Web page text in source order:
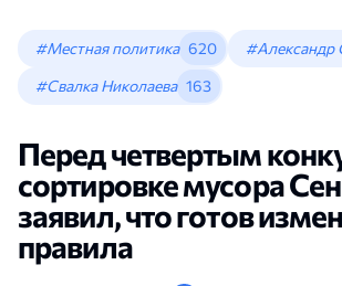
#Местная политика 620 #Александр
#Свалка Николаева 163
Перед четвертым
сортировке мусора
заявил, что готов
правила